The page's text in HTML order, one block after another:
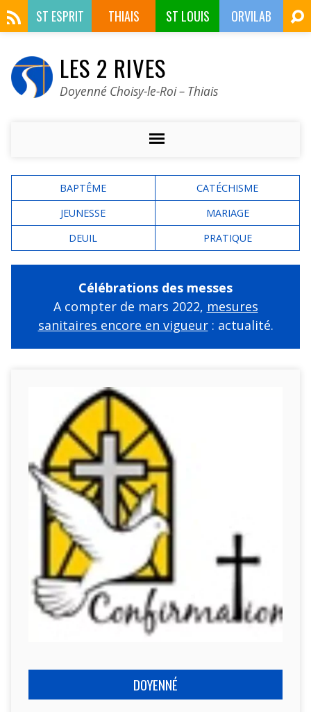
ST ESPRIT THIAIS ST LOUIS ORVILAB
LES 2 RIVES
Doyenné Choisy-le-Roi – Thiais
BAPTÊME
CATÉCHISME
JEUNESSE
MARIAGE
DEUIL
PRATIQUE
Célébrations des messes
A compter de mars 2022, mesures
sanitaires encore en vigueur: actualité.
DOYENNÉ